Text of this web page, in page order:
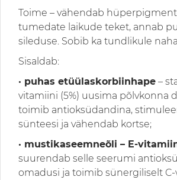
Toime – vähendab
tumedate laikude teket, annab
sileduse. Sobib ka tundlikule
Sisaldab:
· puhas etüülaskorbiinhape –
vitamiini (5%) uusima põlvkonna
toimib antioksüdandina,
sünteesi ja vähendab kortse;
· mustikaseemneõli – E-
suurendab selle seerumi
omadusi ja toimib sünergiliselt C-